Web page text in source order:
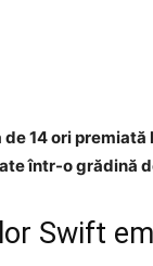
14 ori
într-o grădină
Swift